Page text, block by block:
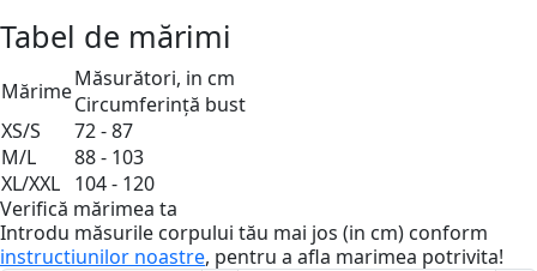
Tabel de mărimi
MărimeMăsurători, in cm
Circumferință bust
XS/S
72 - 87
M/L
88 - 103
XL/XXL 104 - 120
Verifică mărimea ta
Introdu măsurile corpului tău mai jos (in cm) conform
instructiunilor noastre, pentru a afla marimea potrivita!